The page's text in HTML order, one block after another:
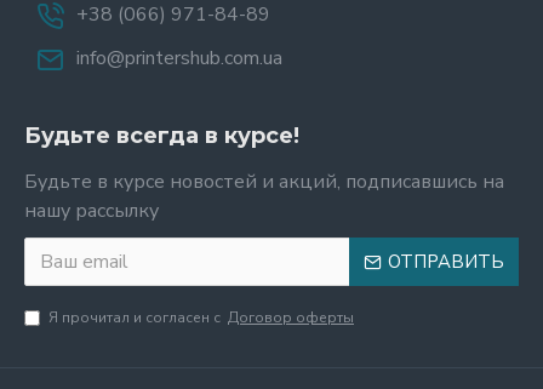
+38 (066) 971-84-89
info@printershub.com.ua
Будьте всегда в курсе!
Будьте в курсе новостей и акций, подписавшись на
нашу рассылку
ОТПРАВИТЬ
Я прочитал и согласен с Договор оферты